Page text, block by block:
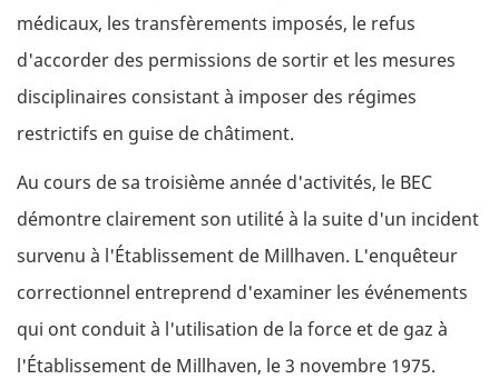
médicaux, les transfèrements imposés, le refus
d'accorder des permissions de sortir et les mesures
disciplinaires consistant à imposer des régimes
restrictifs en guise de châtiment.
Au cours de sa troisième année d'activités, le BEC
démontre clairement son utilité à la suite d'un incident
survenu à l'Établissement de Millhaven. L'enquêteur
correctionnel entreprend d'examiner les événements
qui ont conduit à l'utilisation de la force et de gaz à
l'Établissement de Millhaven, le 3 novembre 1975.